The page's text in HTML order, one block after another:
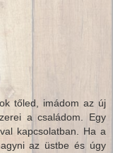
tőled, imádom az új
a családom. Egy
kapcsolatban. Ha a
az üstbe és úgy